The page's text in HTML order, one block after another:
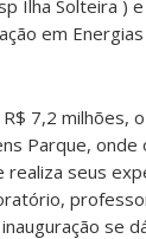
Ilha Solteira )
em Energias
7,2 milhões,
Parque, onde
realiza seus
se